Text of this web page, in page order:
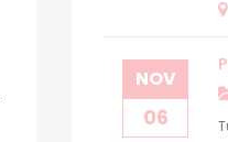
NOV
06